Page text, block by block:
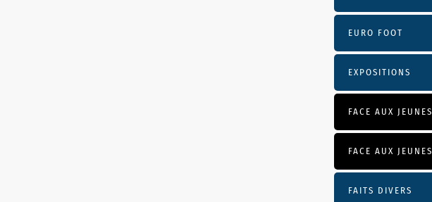
EURO FOOT
EXPOSITIONS
FACE AUX JEUNES
FACE AUX JEUNES
FAITS DIVERS